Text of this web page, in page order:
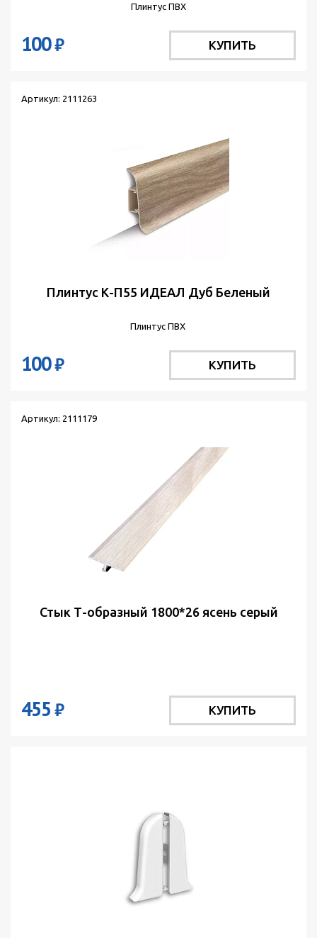
Плинтус ПВХ
100₽ КУПИТЬ
Артикул: 2111263
Плинтус К-П55 ИДЕАЛ Дуб Беленый
Плинтус ПВХ
100₽ КУПИТЬ
Артикул: 2111179
Стык Т-образный 1800*26 ясень серый
455₽ КУПИТЬ